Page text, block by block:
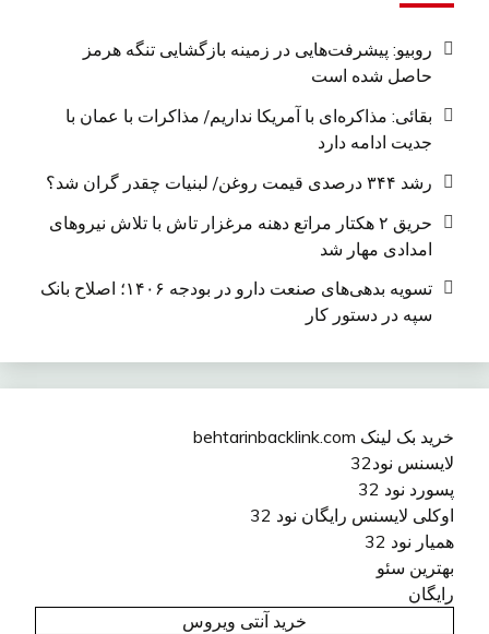
روبیو: پیشرفت‌هایی در زمینه بازگشایی تنگه هرمز
حاصل شده است
بقائی: مذاکره‌ای با آمریکا نداریم/ مذاکرات با عمان با
جدیت ادامه دارد
رشد ۳۴۴ درصدی قیمت روغن/ لبنیات چقدر گران شد؟
حریق ۲ هکتار مراتع دهنه مرغزار تاش با تلاش نیروهای
امدادی مهار شد
تسویه بدهی‌های صنعت دارو در بودجه ۱۴۰۶؛ اصلاح بانک
سپه در دستور کار
خرید بک لینک behtarinbacklink.com
لایسنس نود32
پسورد نود 32
اوکلی لایسنس رایگان نود 32
همیار نود 32
بهترین سئو
رایگان
خرید آنتی ویروس